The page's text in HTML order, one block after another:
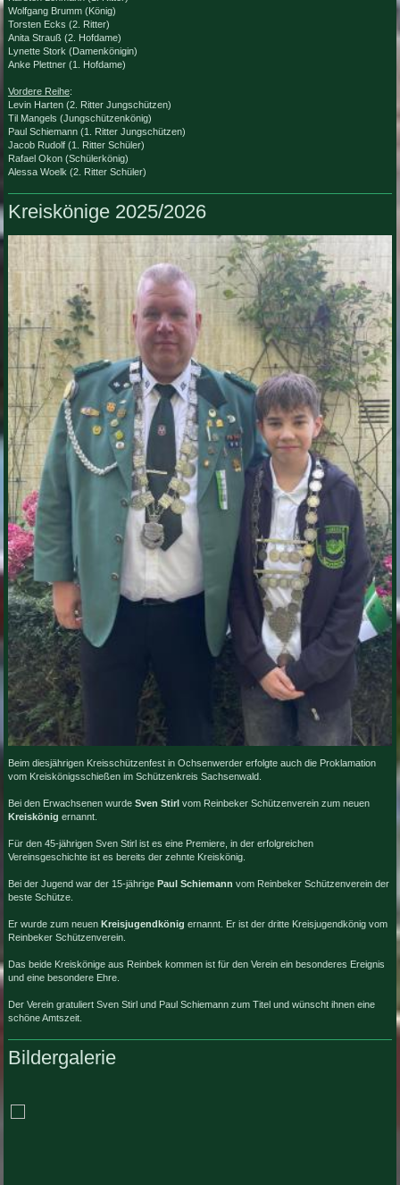
Donnerstag, 17. September, 19:00 Uhr bis Donnerstag, 17. September, 21:00 Uhr
Vereinsabend und Training
Mittwoch, 23. September, 17:30 Uhr bis Mittwoch, 23. September, 19:00 Uhr
Jugendtraining
Vereinsabend und Training
Mittwoch, 30. September, 17:30 Uhr bis Mittwoch, 30. September, 19:00 Uhr
Jugendtraining
Oktober 2026
Donnerstag, 1. Oktober, 19:00 Uhr bis Donnerstag, 1. Oktober, 21:00 Uhr
Vereinsabend und Training
Wolfgang Brumm (König)
Torsten Ecks (2. Ritter)
Anita Strauß (2. Hofdame)
Lynette Stork (Damenkönigin)
Anke Plettner (1. Hofdame)
Vordere Reihe:
Levin Harten (2. Ritter Jungschützen)
Til Mangels (Jungschützenkönig)
Paul Schiemann (1. Ritter Jungschützen)
Jacob Rudolf (1. Ritter Schüler)
Rafael Okon (Schülerkönig)
Alessa Woelk (2. Ritter Schüler)
Kreiskönige 2025/2026
Beim diesjährigen Kreisschützenfest in Ochsenwerder erfolgte auch die Proklamation
vom Kreiskönigsschießen im Schützenkreis Sachsenwald.
Bei den Erwachsenen wurde Sven Stirlvom Reinbeker Schützenverein zum neuen
Kreiskönig ernannt.
Für den 45-jährigen Sven Stirl ist es eine Premiere, in der erfolgreichen
Vereinsgeschichte ist es bereits der zehnte Kreiskönig.
Bei der Jugend war der 15-jährige Paul Schiemann vom Reinbeker Schützenverein der
beste Schütze.
Er wurde zum neuen Kreisjugendkönig ernannt. Er ist der dritte Kreisjugendkönig vom
Reinbeker Schützenverein.
Das beide Kreiskönige aus Reinbek kommen ist für den Verein ein besonderes Ereignis
und eine besondere Ehre.
Der Verein gratuliert Sven Stirl und Paul Schiemann zum Titel und wünscht ihnen eine
schöne Amtszeit.
Bildergalerie